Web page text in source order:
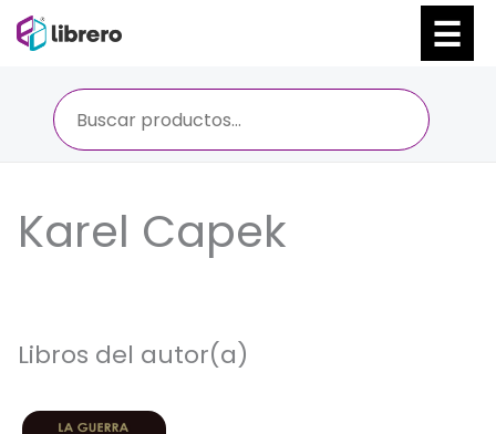
Karel Capek
Libros del autor(a)